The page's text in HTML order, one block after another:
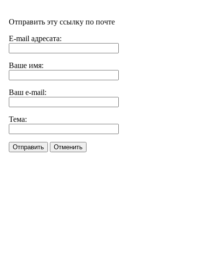
Отправить эту ссылку по почте
E-mail адресата:
Ваше имя:
Ваш e-mail:
Тема:
Отправить Отменить